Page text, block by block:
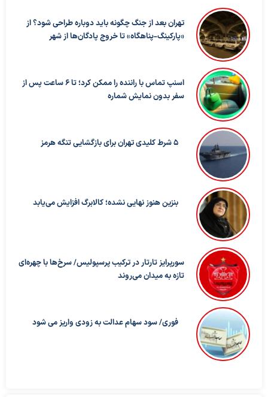
تهران بعد از جنگ چگونه باید دوباره طراحی شود؟ از
«پارکینگ-پناهگاه» تا خروج پادگان‌ها از شهر
اسنپ تماس با راننده را ممکن کرد؛ تا ۶ ساعت پس از
سفر بدون نمایش شماره
5 شرط کلیدی تهران برای بازگشایی تنگه هرمز
بنزین هنوز نهایی نشده؛ کالابرگ افزایش می‌یابد
سورپرایز تارتار در ترکیب پرسپولیس/ سرخ‌ها با چهره‌ای
تازه به میدان می‌روند
فوری/ سود سهام عدالت به زودی واریز می شود